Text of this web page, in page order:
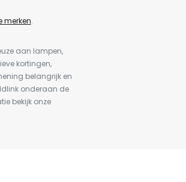
merken.
aan lampen,
kortingen,
belangrijk en
onderaan de
bekijk onze